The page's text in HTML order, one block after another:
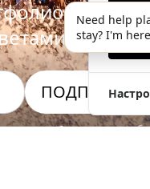
Отписаться в
Need help
stay? I'm